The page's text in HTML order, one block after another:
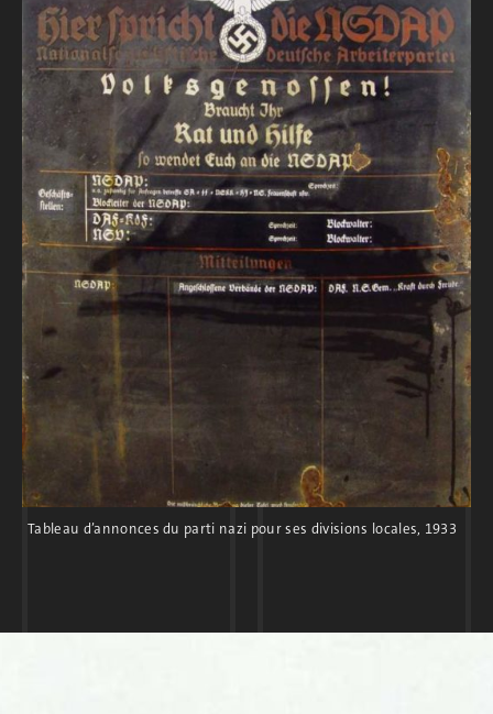
Tableau d’annonces du parti nazi pour ses divisions locales, 1933